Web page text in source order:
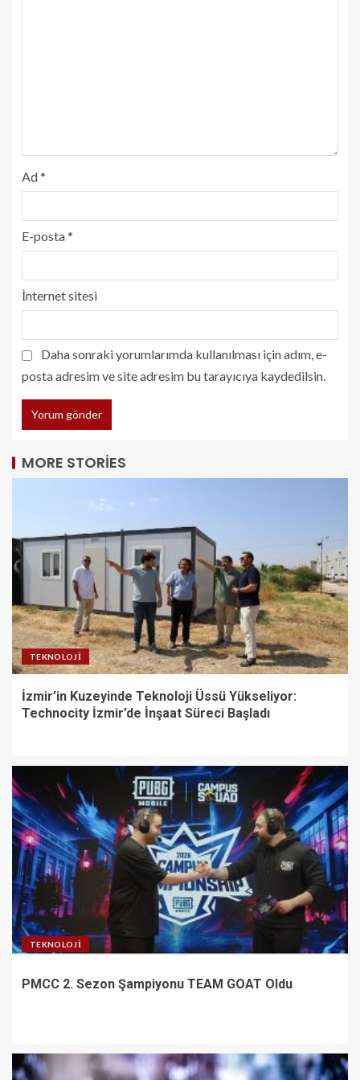
Ad*
E-posta*
İnternet sitesi
Daha sonraki yorumlarımda kullanılması için adım, e-
posta adresim ve site adresim bu tarayıcıya kaydedilsin.
MORE STORIES
TEKNOLOJI
İzmir’in Kuzeyinde Teknoloji Üssü Yükseliyor:
Technocity İzmir’de İnşaat Süreci Başladı
TEKNOLOJI
PMCC 2. Sezon Şampiyonu TEAM GOAT Oldu